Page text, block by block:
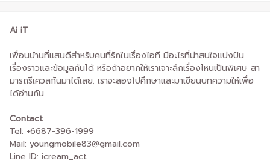
Ai iT
เพื่อนบ้านที่แสนดีสำหรับคนที่รักในเรื่องไอที มีอะไรที่น่าสนใจแบ่งปัน
เรื่องราวและข้อมูลกันได้ หรือถ้าอยากให้เราเจาะลึกเรื่องไหนเป็นพิเศษ สา
มารถรีเควสกันมาได้เลย. เราจะลองไปศึกษาและมาเขียนบทความให้เพื่อ
ได้อ่านกัน
Contact
Tel: +6687-396-1999
Mail: youngmobile83@gmail.com
Line ID: icream_act